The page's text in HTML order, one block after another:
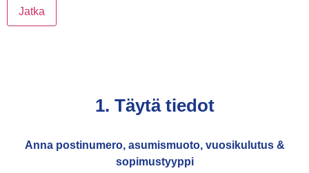
Jatka
1. Täytä tiedot
Anna postinumero, asumismuoto, vuosikulutus &
sopimustyyppi